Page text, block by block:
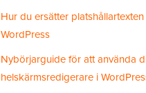
Hur du ersätter
WordPress
Nybörjarguide för att använda
helskärmsredigerare i